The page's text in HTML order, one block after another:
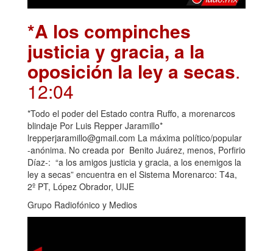
*A los compinches
justicia y gracia, a la
oposición la ley a secas.
12:04
*Todo el poder del Estado contra Ruffo, a morenarcos
blindaje Por Luis Repper Jaramillo*
lrepperjaramillo@gmail.com La máxima político/popular
-anónima. No creada por Benito Juárez, menos, Porfirio
Díaz-: “a los amigos justicia y gracia, a los enemigos la
ley a secas” encuentra en el Sistema Morenarco: T4a,
2º PT, López Obrador, UIJE
Grupo Radiofónico y Medios